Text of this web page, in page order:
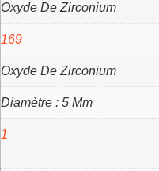
Oxyde De Zirconium
169
Oxyde De Zirconium
Diamètre : 5 Mm
1